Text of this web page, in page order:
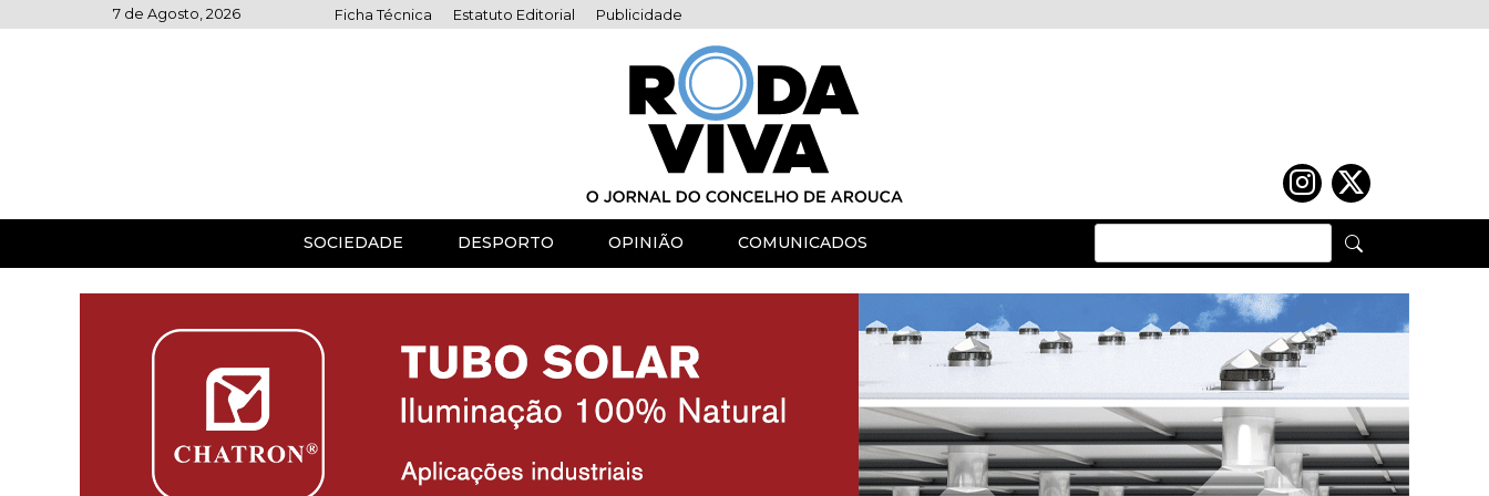
to
7 de Agosto, 2026 Ficha Técnica Estatuto Editorial Publicidade
SOCIEDADE DESPORTO OPINIÃO COMUNICADOS